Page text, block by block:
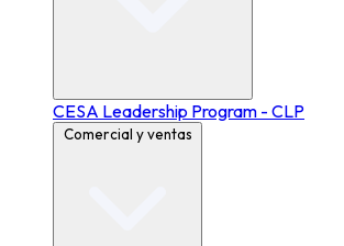
CESA Leadership Program - CLP
Comercial y ventas